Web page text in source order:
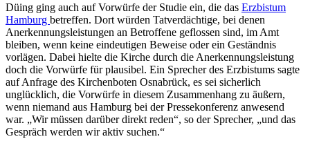
Düing ging auch auf Vorwürfe der Studie ein, die das Erzbistum
Hamburg betreffen. Dort würden Tatverdächtige, bei denen
Anerkennungsleistungen an Betroffene geflossen sind, im Amt
bleiben, wenn keine eindeutigen Beweise oder ein Geständnis
vorlägen. Dabei hielte die Kirche durch die Anerkennungsleistung
doch die Vorwürfe für plausibel. Ein Sprecher des Erzbistums sagte
auf Anfrage des Kirchenboten Osnabrück, es sei sicherlich
unglücklich, die Vorwürfe in diesem Zusammenhang zu äußern,
wenn niemand aus Hamburg bei der Pressekonferenz anwesend
war. „Wir müssen darüber direkt reden“, so der Sprecher, „und das
Gespräch werden wir aktiv suchen.“